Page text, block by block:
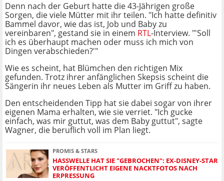
Denn nach der Geburt hatte die 43-Jährigen große
Sorgen, die viele Mütter mit ihr teilen. "Ich hatte definitiv
Bammel davor, wie das ist, Job und Baby zu
vereinbaren", gestand sie in einem RTL-Interview. "'Soll
ich es überhaupt machen oder muss ich mich von
Dingen verabschieden?'"
Wie es scheint, hat Blümchen den richtigen Mix
gefunden. Trotz ihrer anfänglichen Skepsis scheint die
Sängerin ihr neues Leben als Mutter im Griff zu haben.
Den entscheidenden Tipp hat sie dabei sogar von ihrer
eigenen Mama erhalten, wie sie verriet. "Ich gucke
einfach, was mir guttut, was dem Baby guttut", sagte
Wagner, die beruflich voll im Plan liegt.
PROMIS & STARS
HASSWELLE HAT SIE "GEBROCHEN": EX-DISNEY-STAR
VERÖFFENTLICHT EIGENE NACKTFOTOS NACH
ERPRESSUNG